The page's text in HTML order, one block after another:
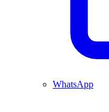
WhatsApp